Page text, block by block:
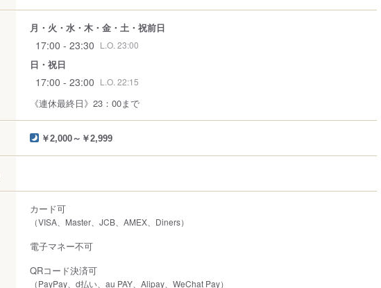
月・火・水・木・金・土・祝前日
17:00 - 23:30 L.O. 23:00
日・祝日
17:00 - 23:00 L.O. 22:15
《連休最終日》23：00まで
￥2,000～￥2,999
カード可
（VISA、Master、JCB、AMEX、Diners）
電子マネー不可
QRコード決済可
（PayPay、d払い、au PAY、Alipay、WeChat Pay）